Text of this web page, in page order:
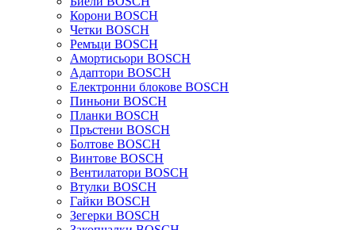
Корони BOSCH
Четки BOSCH
Ремъци BOSCH
Амортисьори BOSCH
Адаптори BOSCH
Електронни блокове BOSCH
Пиньони BOSCH
Планки BOSCH
Пръстени BOSCH
Болтове BOSCH
Винтове BOSCH
Вентилатори BOSCH
Втулки BOSCH
Гайки BOSCH
Зегерки BOSCH